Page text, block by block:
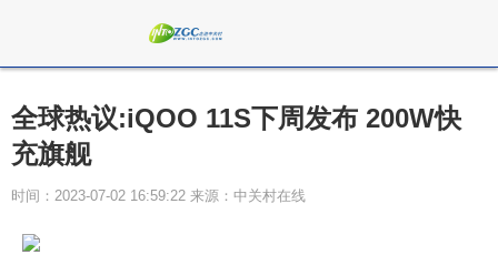
全球热议:iQOO 11S下周发布 200W快
充旗舰
时间：2023-07-02 16:59:22 来源：中关村在线